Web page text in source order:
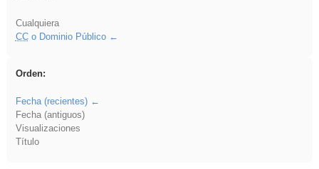
Cualquiera
CCo Dominio Público
Orden:
Fecha (recientes)
Fecha (antiguos)
Visualizaciones
Título